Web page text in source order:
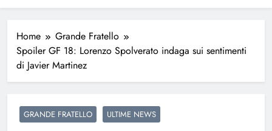
Home
Grande Fratello
Spoiler GF 18: Lorenzo Spolverato indaga sui sentimenti
di Javier Martinez
GRANDE FRATELLO ULTIME NEWS